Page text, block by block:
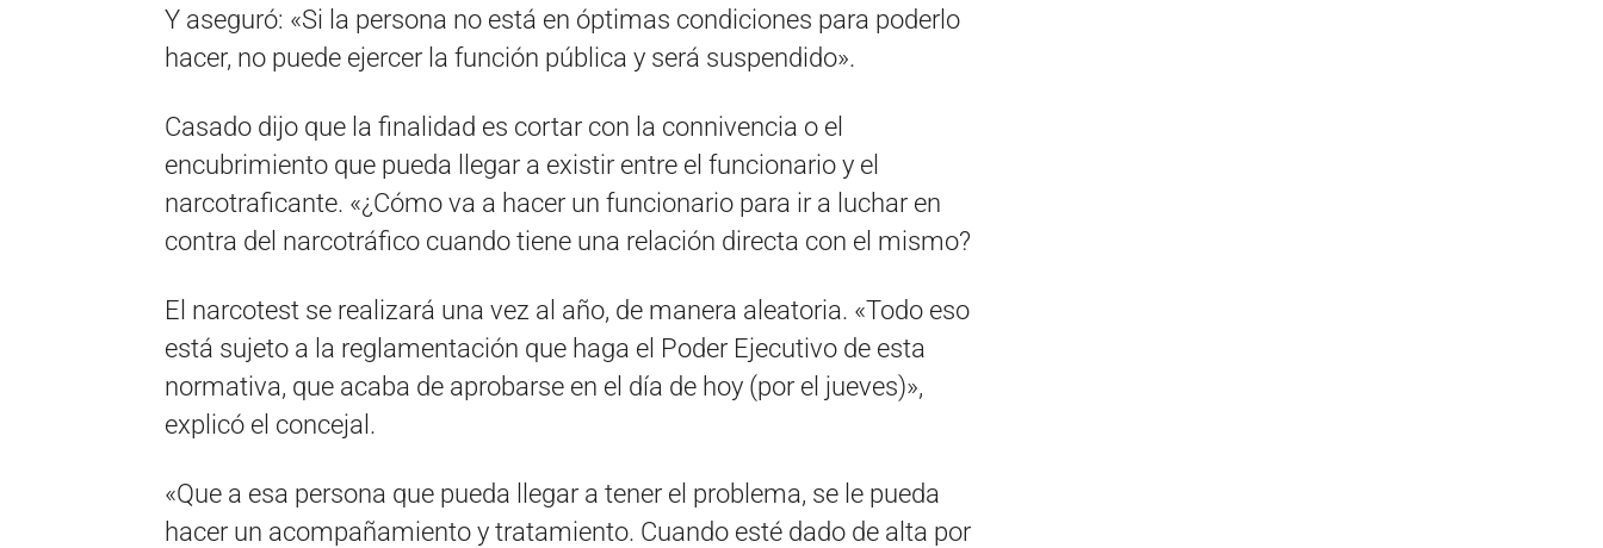
Y aseguró: «Si la persona no está en óptimas condiciones para poderlo
hacer, no puede ejercer la función pública y será suspendido».
Casado dijo que la finalidad es cortar con la connivencia o el
encubrimiento que pueda llegar a existir entre el funcionario y el
narcotraficante. «¿Cómo va a hacer un funcionario para ir a luchar en
contra del narcotráfico cuando tiene una relación directa con el mismo?
El narcotest se realizará una vez al año, de manera aleatoria. «Todo eso
está sujeto a la reglamentación que haga el Poder Ejecutivo de esta
normativa, que acaba de aprobarse en el día de hoy (por el jueves)»,
explicó el concejal.
«Que a esa persona que pueda llegar a tener el problema, se le pueda
hacer un acompañamiento y tratamiento. Cuando esté dado de alta por